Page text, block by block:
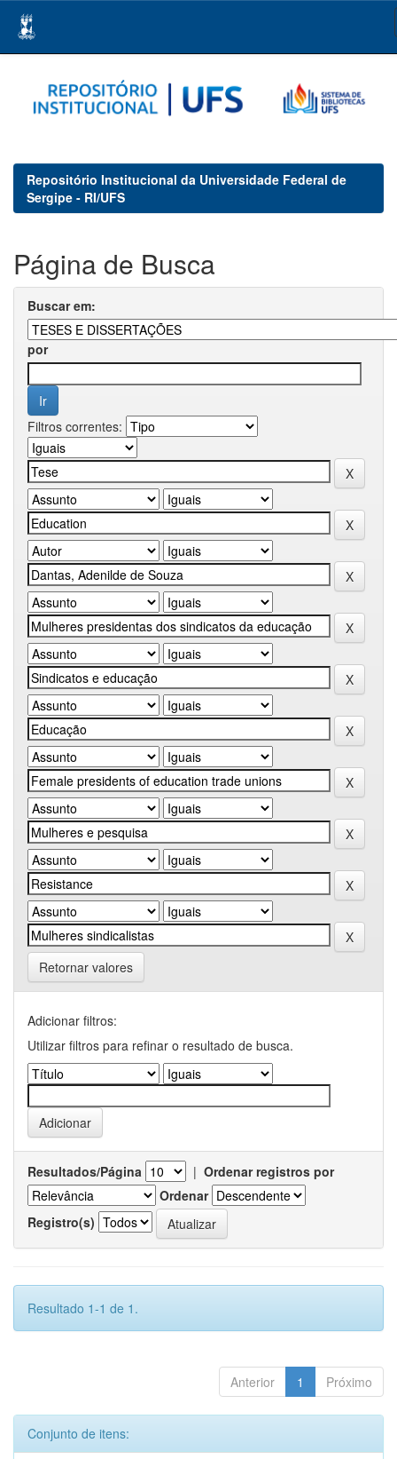
navigation
Repositório Institucional da Universidade Federal de
Sergipe - RI/UFS
Página de Busca
Buscar em:
por
Filtros correntes:
Retornar valores
Adicionar filtros:
Utilizar filtros para refinar o resultado de busca.
Resultados/Página | Ordenar registros por
Ordenar
Registro(s)
Resultado 1-1 de 1.
Anterior 1 Próximo
Conjunto de itens: